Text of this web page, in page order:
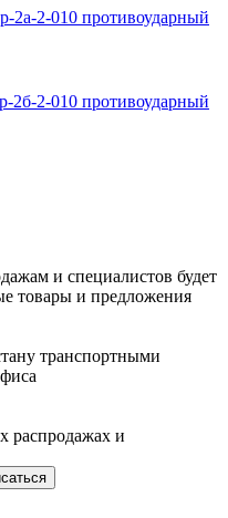
2-010 противоударный
2-010 противоударный
и специалистов будет
товары и предложения
транспортными
распродажах и